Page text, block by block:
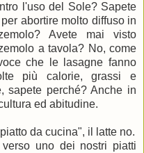
l'uso del Sole? Sapete
abortire molto diffuso in
Avete mai visto
a tavola? No, come
che le lasagne fanno
più calorie, grassi e
sapete perché? Anche in
ed abitudine.
da cucina", il latte no.
uno dei nostri piatti